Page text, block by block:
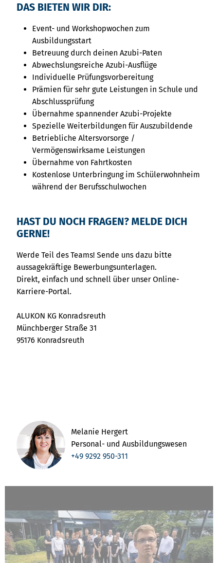
DAS BIETEN WIR DIR:
Event- und Workshopwochen zum
Ausbildungsstart
Betreuung durch deinen Azubi-Paten
Abwechslungsreiche Azubi-Ausflüge
Individuelle Prüfungsvorbereitung
Prämien für sehr gute Leistungen in Schule und
Abschlussprüfung
Übernahme spannender Azubi-Projekte
Spezielle Weiterbildungen für Auszubildende
Betriebliche Altersvorsorge /
Vermögenswirksame Leistungen
Übernahme von Fahrtkosten
Kostenlose Unterbringung im Schülerwohnheim
während der Berufsschulwochen
HAST DU NOCH FRAGEN? MELDE DICH
GERNE!
Werde Teil des Teams! Sende uns dazu bitte
aussagekräftige Bewerbungsunterlagen.
Direkt, einfach und schnell über unser Online-
Karriere-Portal.
ALUKON KG Konradsreuth
Münchberger Straße 31
95176 Konradsreuth
Melanie Hergert
Personal- und Ausbildungswesen
+49 9292 950-311